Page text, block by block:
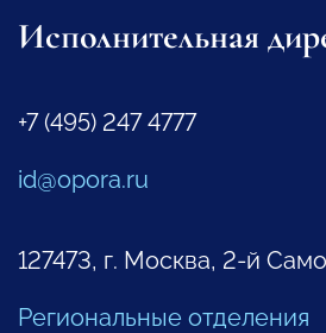
Исполнительная
+7 (495) 247 4777
id@opora.ru
127473, г. Москва, 2-й
Региональные отделения